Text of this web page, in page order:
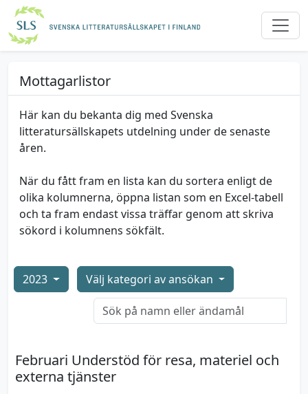
Mottagarlistor
Här kan du bekanta dig med Svenska
litteratursällskapets utdelning under de senaste
åren.
När du fått fram en lista kan du sortera enligt de
olika kolumnerna, öppna listan som en Excel-tabell
och ta fram endast vissa träffar genom att skriva
sökord i kolumnens sökfält.
2023 Välj kategori av ansökan
Februari Understöd för resa, materiel och
externa tjänster